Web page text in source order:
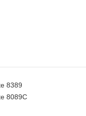
8389
8089C